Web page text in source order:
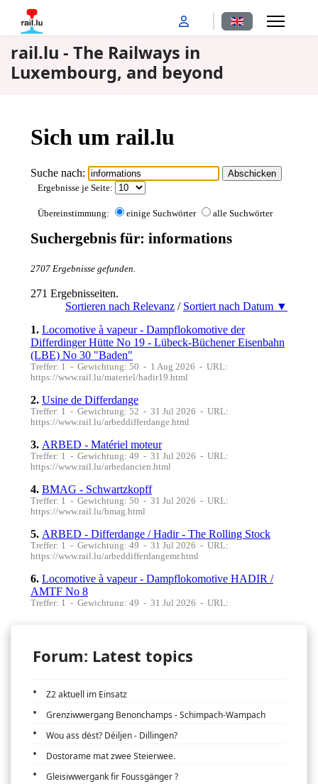
Select your
rail.lu - The Railways in
Luxembourg, and beyond
Forum: Latest topics
Z2 aktuell im Einsatz
Grenziwwergang Benonchamps - Schimpach-Wampach
Wou ass dëst? Déiljen - Dillingen?
Dostorame mat zwee Steierwee.
Gleisiwwergank fir Foussgänger ?